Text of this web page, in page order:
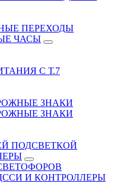
ПЕРЕХОДЫ
ЧАСЫ
С Т.7
ЗНАКИ
ЗНАКИ
ПОДСВЕТКОЙ
И КОНТРОЛЛЕРЫ